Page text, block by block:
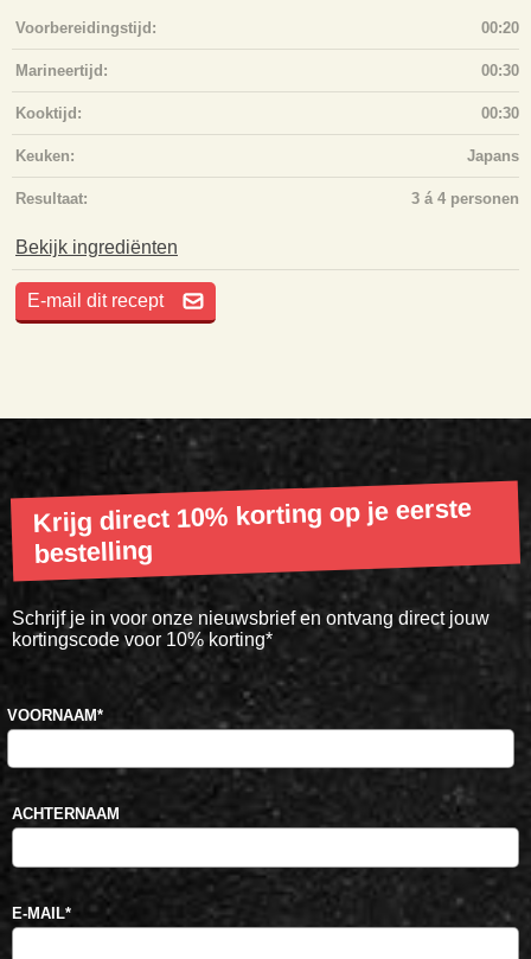
Voorbereidingstijd: 00:20
Marineertijd: 00:30
Kooktijd: 00:30
Keuken: Japans
Resultaat: 3 á 4 personen
Bekijk ingrediënten
E-mail dit recept
Krijg direct 10% korting op je eerste
bestelling
Schrijf je in voor onze nieuwsbrief en ontvang direct jouw
kortingscode voor 10% korting*
VOORNAAM*
ACHTERNAAM
E-MAIL*